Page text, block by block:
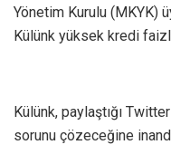
Yönetim Kurulu
Külünk yüksek kredi
Külünk, paylaştığı
sorunu çözeceğine